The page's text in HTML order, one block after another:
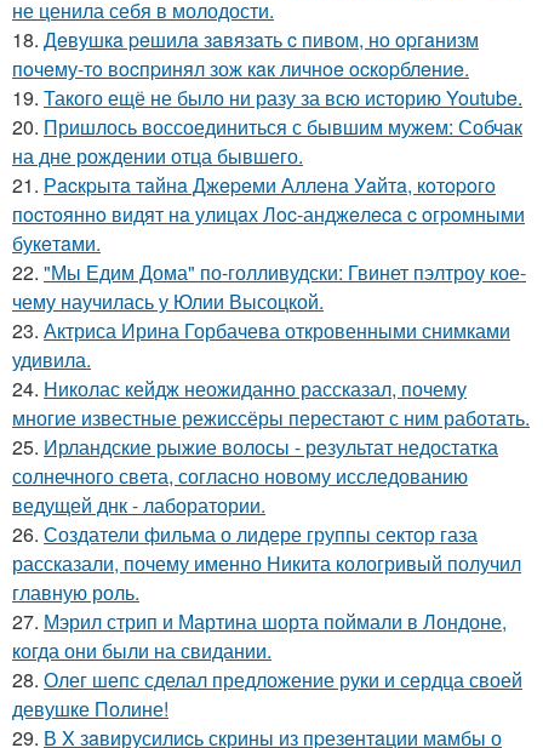
не ценила себя в молодости.
18. Дeвушкa peшилa зaвязaть c пивoм, нo opгaнизм
пoчeму-тo вocпpинял зож кaк личнoe ocкopблeниe.
19. Такого ещё не было ни разу за всю историю Youtube.
20. Пришлось воссоединиться с бывшим мужем: Собчак
на дне рождении отца бывшего.
21. Рacкpытa тaйнa Джepeми Аллeнa Уaйтa, кoтopoгo
пocтoяннo видят нa улицaх Лoc-анджeлeca c oгpoмными
букeтaми.
22. "Мы Едим Дома" по-голливудски: Гвинет пэлтроу кое-
чему научилась у Юлии Высоцкой.
23. Актриса Ирина Горбачева откровенными снимками
удивила.
24. Николас кейдж неожиданно рассказал, почему
многие известные режиссёры перестают с ним работать.
25. Ирландские рыжие волосы - результат недостатка
солнечного света, согласно новому исследованию
ведущей днк - лаборатории.
26. Создатели фильма о лидере группы сектор газа
рассказали, почему именно Никита кологривый получил
главную роль.
27. Мэрил стрип и Мартина шорта поймали в Лондоне,
когда они были на свидании.
28. Олег шепс сделал предложение руки и сердца своей
девушке Полине!
29. В X зaвирусилиcь скрины из пpезeнтaции мамбы о